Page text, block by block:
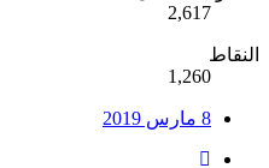
2,617
النقاط
1,260
8 مارس 2019